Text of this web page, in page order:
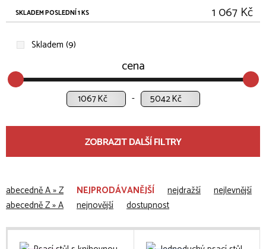
SKLADEM POSLEDNÍ 1 KS 1 067 Kč
Skladem (9)
cena
Kč Kč
ZOBRAZIT DALŠÍ FILTRY
abecedně A » Z NEJPRODÁVANĚJŠÍ nejdražší
nejlevnější
abecedně Z » A
nejnovější dostupnost